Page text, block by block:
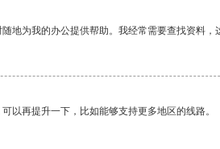
地为我的办公提供帮助。我经常需要查找资料，
以再提升一下，比如能够支持更多地区的线路。